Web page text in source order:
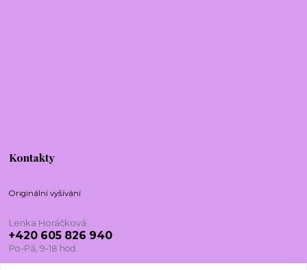
Kontakty
Originální vyšívání
Lenka Horáčková
+420 605 826 940
Po-Pá, 9-18 hod.